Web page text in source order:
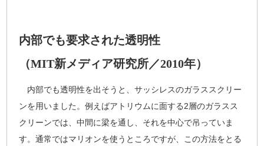
内部でも要求された透明性
（MIT新メディア研究所／2010年）
内部でも透明性を出そうと、サッシレスのガラススクリー
ンを用いました。例えばアトリウムに面する2層のガラスス
クリーンでは、中間に梁を通し、それを中心で吊っていま
す。通常ではマリオンを使うところですが、この方法をとる